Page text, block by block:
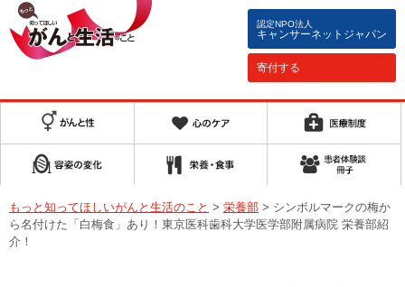
認定NPO法人
キャンサーネットジャパン
寄付する
もっと知ってほしいがんと生活のこと > 栄養部 > シンボルマークの梅か
ら名付けた「白梅食」あり！東京医科歯科大学医学部附属病院 栄養部紹
介！